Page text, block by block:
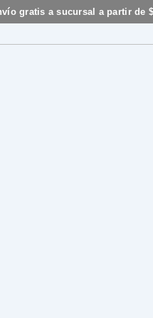
gratis a sucursal a partir de